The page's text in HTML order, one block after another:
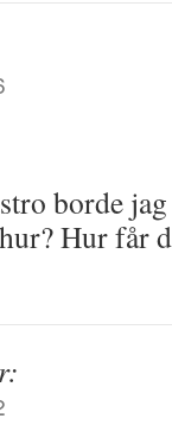
borde
Hur får